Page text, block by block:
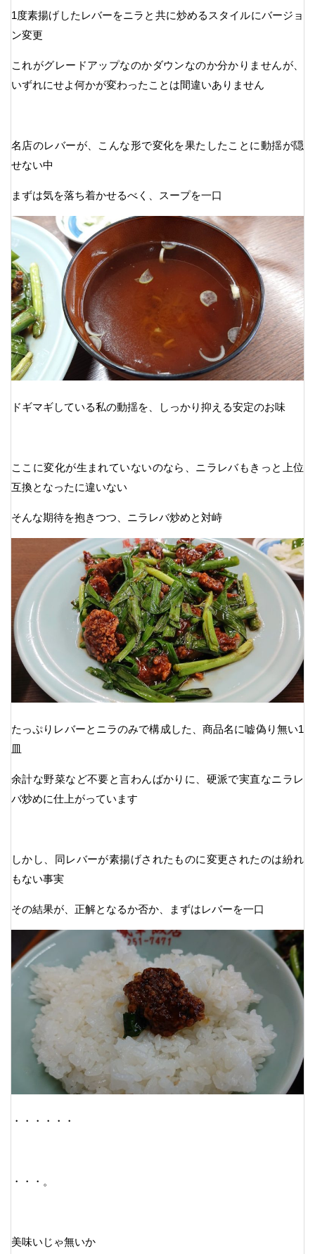
1度素揚げしたレバーをニラと共に炒めるスタイルにバージョ
ン変更
これがグレードアップなのかダウンなのか分かりませんが、
いずれにせよ何かが変わったことは間違いありません
名店のレバーが、こんな形で変化を果たしたことに動揺が隠
せない中
まずは気を落ち着かせるべく、スープを一口
ドギマギしている私の動揺を、しっかり抑える安定のお味
ここに変化が生まれていないのなら、ニラレバもきっと上位
互換となったに違いない
そんな期待を抱きつつ、ニラレバ炒めと対峙
たっぷりレバーとニラのみで構成した、商品名に嘘偽り無い1
皿
余計な野菜など不要と言わんばかりに、硬派で実直なニラレ
バ炒めに仕上がっています
しかし、同レバーが素揚げされたものに変更されたのは紛れ
もない事実
その結果が、正解となるか否か、まずはレバーを一口
・・・・・・
・・・。
美味いじゃ無いか